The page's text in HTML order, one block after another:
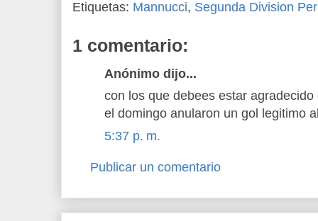
Etiquetas: Mannucci, Segunda Division
1 comentario:
Anónimo dijo...
con los que debees estar
el domingo anularon un gol legitimo
5:37 p. m.
Publicar un comentario